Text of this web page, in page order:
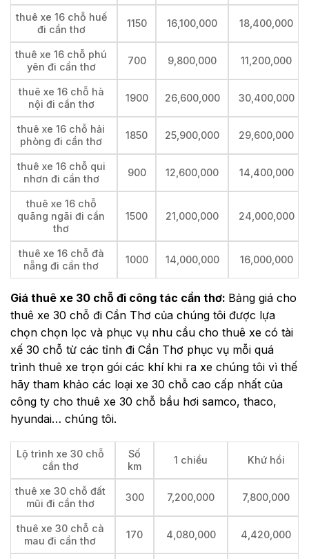
thuê xe 16 chỗ huế
đi cần thơ
1150 16,100,000 18,400,000
thuê xe 16 chỗ phú
yên đi cần thơ
700 9,800,000 11,200,000
thuê xe 16 chỗ hà
nội đi cần thơ
1900 26,600,000 30,400,000
thuê xe 16 chỗ hải
phòng đi cần thơ
1850 25,900,000 29,600,000
thuê xe 16 chỗ qui
nhơn đi cần thơ
900 12,600,000 14,400,000
thuê xe 16 chỗ
quãng ngãi đi cần
thơ
1500 21,000,000 24,000,000
thuê xe 16 chỗ đà
nẵng đi cần thơ
1000 14,000,000 16,000,000
Giá thuê xe 30 chỗ đi công tác cần thơ: Bảng giá cho
thuê xe 30 chỗ đi Cần Thơ của chúng tôi được lựa
chọn chọn lọc và phục vụ nhu cầu cho thuê xe có tài
xế 30 chỗ từ các tỉnh đi Cần Thơ phục vụ mỗi quá
trình thuê xe trọn gói các khí khi ra xe chúng tôi vì thế
hãy tham khảo các loại xe 30 chỗ cao cấp nhất của
công ty cho thuê xe 30 chỗ bầu hơi samco, thaco,
hyundai… chúng tôi.
Lộ trình xe 30 chỗ
cần thơ
Số
km
1 chiều Khứ hồi
thuê xe 30 chỗ đất
mũi đi cần thơ
300 7,200,000 7,800,000
thuê xe 30 chỗ cà
mau đi cần thơ
170 4,080,000 4,420,000